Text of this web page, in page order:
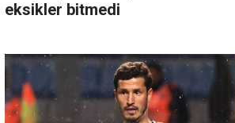
eksikler bitmedi